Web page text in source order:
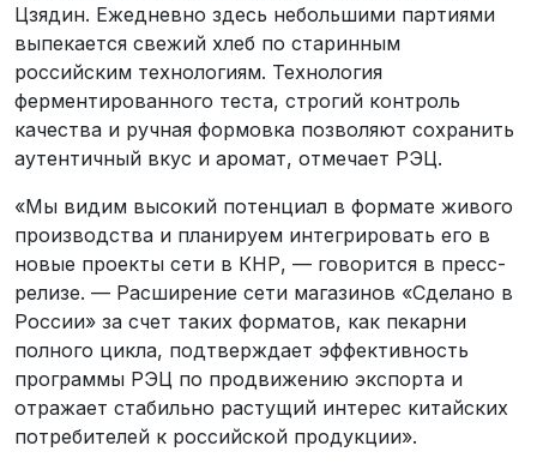
Цзядин. Ежедневно здесь небольшими партиями
выпекается свежий хлеб по старинным
российским технологиям. Технология
ферментированного теста, строгий контроль
качества и ручная формовка позволяют сохранить
аутентичный вкус и аромат, отмечает РЭЦ.
«Мы видим высокий потенциал в формате живого
производства и планируем интегрировать его в
новые проекты сети в КНР, — говорится в пресс-
релизе. — Расширение сети магазинов «Сделано в
России» за счет таких форматов, как пекарни
полного цикла, подтверждает эффективность
программы РЭЦ по продвижению экспорта и
отражает стабильно растущий интерес китайских
потребителей к российской продукции».